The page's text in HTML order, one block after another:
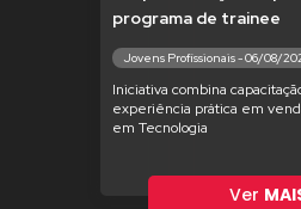
programa de trainee
Jovens Profissionais - 06/08/
Iniciativa combina
experiência prática em
em Tecnologia
Ver